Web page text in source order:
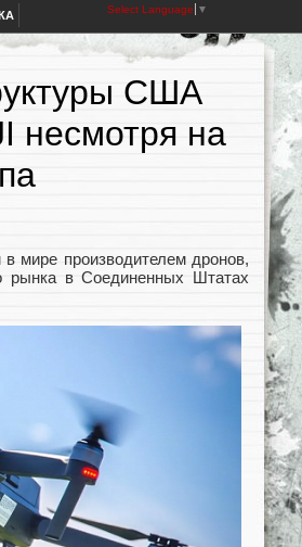
Select Language ▼
США
несмотря на
мире производителем дронов,
рынка в Соединенных Штатах